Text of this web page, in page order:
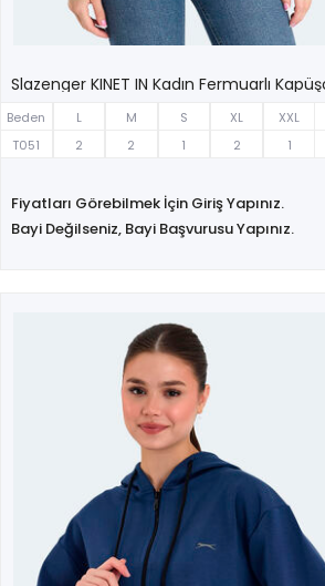
Beden L M S XL XXL
T051
2 2 1 2 1
Fiyatları Görebilmek İçin Giriş Yapınız.
Bayi Değilseniz, Bayi Başvurusu Yapınız.